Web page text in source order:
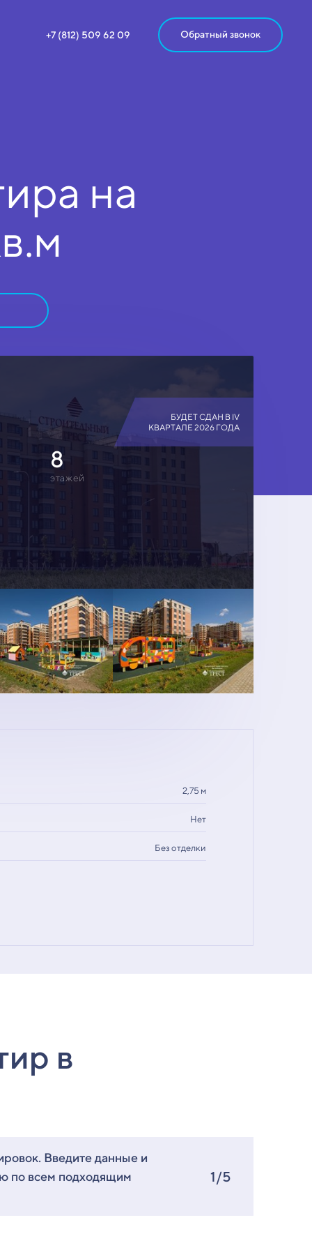
+7 (812) 509 62 09 Обратный звонок
на
БУДЕТ СДАН В IV
КВАРТАЛЕ 2026 ГОДА
8
этажей
2,75 м
Нет
Без отделки
в
Введите данные и
по всем подходящим
1/5